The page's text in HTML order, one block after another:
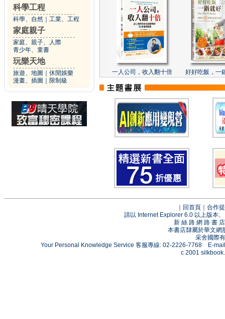
科學工程
科學、自然 工業、工程
家庭親子
家庭、親子、人際
青少年、童書
玩樂天地
旅遊、地圖
休閒娛樂
漫畫、插圖
限制級
一人公司，收入翻十倍 好好吃飯，一
回首頁
合作
請以 Internet Explorer 6.0 以上版本
新 絲 路 網 路 書
本書店隸屬於華文網
采舍國際
Your Personal Knowledge Service 客服專線: 02-2226-7768 E-
c 2001